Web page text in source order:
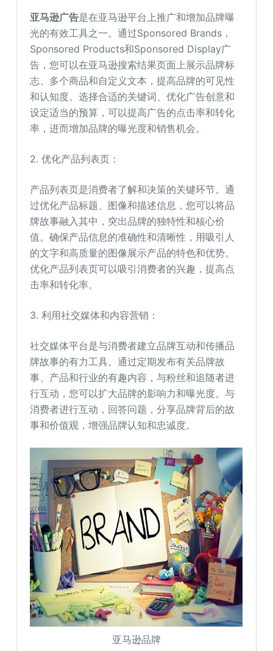
亚马逊广告是在亚马逊平台上推广和增加品牌曝
光的有效工具之一。通过Sponsored Brands，
Sponsored Products和Sponsored Display广
告，您可以在亚马逊搜索结果页面上展示品牌标
志、多个商品和自定义文本，提高品牌的可见性
和认知度。选择合适的关键词、优化广告创意和
设定适当的预算，可以提高广告的点击率和转化
率，进而增加品牌的曝光度和销售机会。
2. 优化产品列表页：
产品列表页是消费者了解和决策的关键环节。通
过优化产品标题、图像和描述信息，您可以将品
牌故事融入其中，突出品牌的独特性和核心价
值。确保产品信息的准确性和清晰性，用吸引人
的文字和高质量的图像展示产品的特色和优势。
优化产品列表页可以吸引消费者的兴趣，提高点
击率和转化率。
3. 利用社交媒体和内容营销：
社交媒体平台是与消费者建立品牌互动和传播品
牌故事的有力工具。通过定期发布有关品牌故
事、产品和行业的有趣内容，与粉丝和追随者进
行互动，您可以扩大品牌的影响力和曝光度。与
消费者进行互动，回答问题，分享品牌背后的故
事和价值观，增强品牌认知和忠诚度。
亚马逊品牌